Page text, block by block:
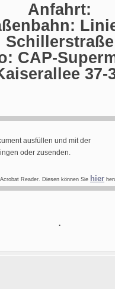
Anfahrt:
Schillerstraße
CAP-
37-
ausfüllen und mit der
oder zusenden.
Reader. Diesen können Sie hier
.